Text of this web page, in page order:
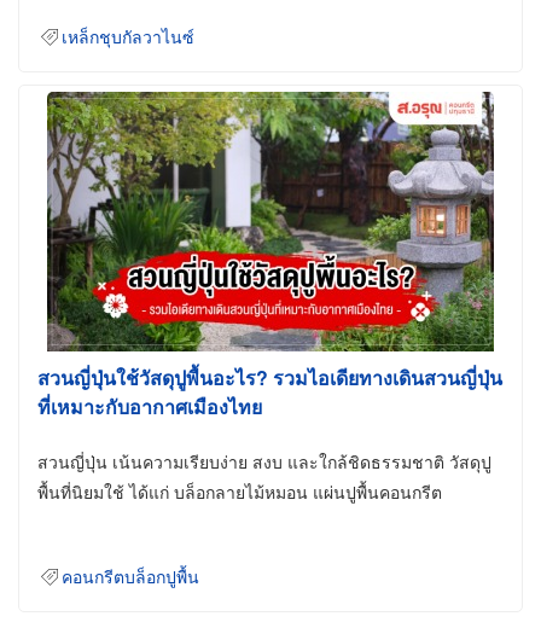
เหล็กชุบกัลวาไนซ์
สวนญี่ปุ่นใช้วัสดุปูพื้นอะไร? รวมไอเดียทางเดินสวนญี่ปุ่น
ที่เหมาะกับอากาศเมืองไทย
สวนญี่ปุ่น เน้นความเรียบง่าย สงบ และใกล้ชิดธรรมชาติ วัสดุปู
พื้นที่นิยมใช้ ได้แก่ บล็อกลายไม้หมอน แผ่นปูพื้นคอนกรีต
คอนกรีตบล็อกปูพื้น